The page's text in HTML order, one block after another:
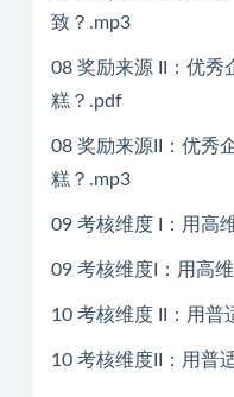
致？.mp3
08 奖励来源 II：优秀
糕？.pdf
08 奖励来源II：优秀
糕？.mp3
09 考核维度 I：用高
09 考核维度I：用高
10 考核维度 II：用普
10 考核维度II：用普